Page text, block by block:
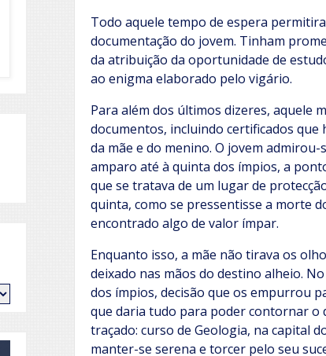
Todo aquele tempo de espera
documentação do jovem. Tinham
da atribuição da oportunidade de
ao enigma elaborado pelo vigário.
Para além dos últimos dizeres, aquele
documentos, incluindo certificados que
da mãe e do menino. O jovem
amparo até à quinta dos ímpios, a
que se tratava de um lugar de
quinta, como se pressentisse a morte
encontrado algo de valor ímpar.
Enquanto isso, a mãe não tirava os
deixado nas mãos do destino alheio.
dos ímpios, decisão que os empurrou
que daria tudo para poder contornar o
traçado: curso de Geologia, na capital
manter-se serena e torcer pelo seu